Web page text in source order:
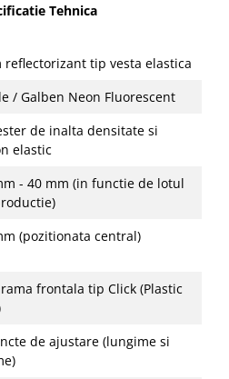
Tehnica
reflectorizant tip vesta elastica
/ Galben Neon Fluorescent
de inalta densitate si
elastic
- 40 mm (in functie de lotul
(pozitionata central)
frontala tip Click (Plastic
de ajustare (lungime si